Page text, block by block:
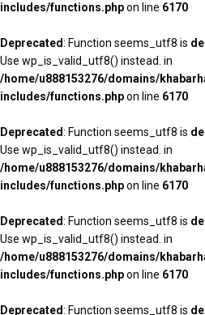
includes/functions.phpon line 6170
Deprecated: Function seems_utf8 is
Use wp_is_valid_utf8() instead. in
/home/u888153276/domains/
includes/functions.phpon line 6170
Deprecated: Function seems_utf8 is
Use wp_is_valid_utf8() instead. in
/home/u888153276/domains/
includes/functions.phpon line 6170
Deprecated: Function seems_utf8 is
Use wp_is_valid_utf8() instead. in
/home/u888153276/domains/
includes/functions.phpon line 6170
Deprecated: Function seems_utf8 is